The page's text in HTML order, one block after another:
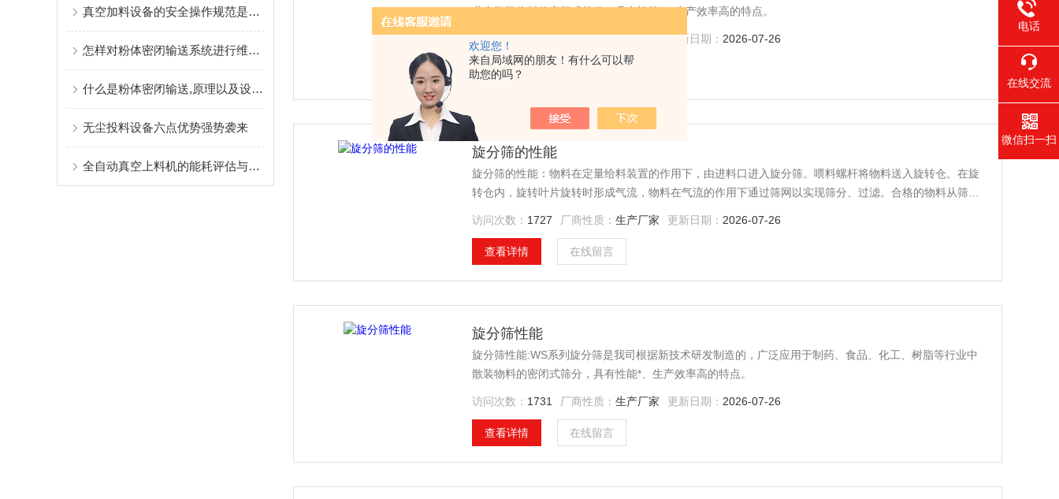
欢迎您！
来自局域网的朋友！有什么可以帮
助您的吗？
真空加料设备的安全操作规范是什么？
怎样对粉体密闭输送系统进行维护和保养？
什么是粉体密闭输送,原理以及设备优点
无尘投料设备六点优势强势袭来
全自动真空上料机的能耗评估与节能运行模式优化路径
业中散装物料的密闭式筛分，具有性能*、生产效率高的特点。
访问次数：2239 厂商性质：生产厂家 更新日期： 2026-07-26
查看详情
旋分筛的性能
旋分筛的性能：物料在定量给料装置的作用下，由进料口进入旋分筛。喂料螺杆将物料送入旋转仓。在旋
转仓内，旋转叶片旋转时形成气流，物料在气流的作用下通过筛网以实现筛分、过滤。合格的物料从筛网
访问次数： 1727 厂商性质： 生产厂家 更新日期： 2026-07-26
查看详情 在线留言
旋分筛性能
旋分筛性能:WS系列旋分筛是我司根据新技术研发制造的，广泛应用于制药、食品、化工、树脂等行业中
散装物料的密闭式筛分，具有性能*、生产效率高的特点。
访问次数： 1731 厂商性质： 生产厂家 更新日期： 2026-07-26
查看详情 在线留言
电话
在线交流
微信扫一扫